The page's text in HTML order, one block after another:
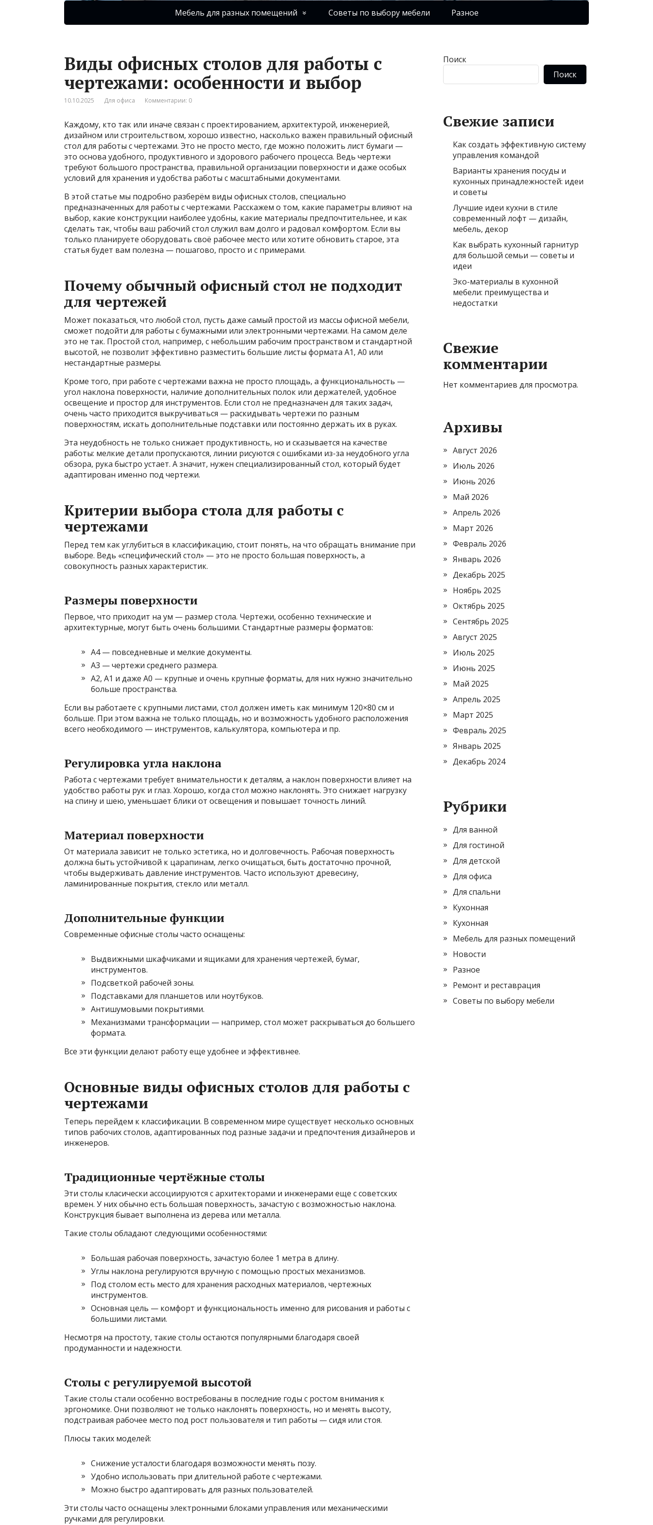
Мебель для разных помещений Советы по выбору мебели Разное
Виды офисных столов для работы с
чертежами: особенности и выбор
10.10.2025 Для офиса Комментарии: 0
Каждому, кто так или иначе связан с проектированием, архитектурой, инженерией,
дизайном или строительством, хорошо известно, насколько важен правильный офисный
стол для работы с чертежами. Это не просто место, где можно положить лист бумаги —
это основа удобного, продуктивного и здорового рабочего процесса. Ведь чертежи
требуют большого пространства, правильной организации поверхности и даже особых
условий для хранения и удобства работы с масштабными документами.
В этой статье мы подробно разберём виды офисных столов, специально
предназначенных для работы с чертежами. Расскажем о том, какие параметры влияют на
выбор, какие конструкции наиболее удобны, какие материалы предпочтительнее, и как
сделать так, чтобы ваш рабочий стол служил вам долго и радовал комфортом. Если вы
только планируете оборудовать своё рабочее место или хотите обновить старое, эта
статья будет вам полезна — пошагово, просто и с примерами.
Почему обычный офисный стол не подходит
для чертежей
Может показаться, что любой стол, пусть даже самый простой из массы офисной мебели,
сможет подойти для работы с бумажными или электронными чертежами. На самом деле
это не так. Простой стол, например, с небольшим рабочим пространством и стандартной
высотой, не позволит эффективно разместить большие листы формата А1, А0 или
нестандартные размеры.
Кроме того, при работе с чертежами важна не просто площадь, а функциональность —
угол наклона поверхности, наличие дополнительных полок или держателей, удобное
освещение и простор для инструментов. Если стол не предназначен для таких задач,
очень часто приходится выкручиваться — раскидывать чертежи по разным
поверхностям, искать дополнительные подставки или постоянно держать их в руках.
Эта неудобность не только снижает продуктивность, но и сказывается на качестве
работы: мелкие детали пропускаются, линии рисуются с ошибками из-за неудобного угла
обзора, рука быстро устает. А значит, нужен специализированный стол, который будет
адаптирован именно под чертежи.
Критерии выбора стола для работы с
чертежами
Перед тем как углубиться в классификацию, стоит понять, на что обращать внимание при
выборе. Ведь «специфический стол» — это не просто большая поверхность, а
совокупность разных характеристик.
Размеры поверхности
Первое, что приходит на ум — размер стола. Чертежи, особенно технические и
архитектурные, могут быть очень большими. Стандартные размеры форматов:
A4 — повседневные и мелкие документы.
A3 — чертежи среднего размера.
A2, A1 и даже A0 — крупные и очень крупные форматы, для них нужно значительно
больше пространства.
Если вы работаете с крупными листами, стол должен иметь как минимум 120×80 см и
больше. При этом важна не только площадь, но и возможность удобного расположения
всего необходимого — инструментов, калькулятора, компьютера и пр.
Регулировка угла наклона
Работа с чертежами требует внимательности к деталям, а наклон поверхности влияет на
удобство работы рук и глаз. Хорошо, когда стол можно наклонять. Это снижает нагрузку
на спину и шею, уменьшает блики от освещения и повышает точность линий.
Материал поверхности
От материала зависит не только эстетика, но и долговечность. Рабочая поверхность
должна быть устойчивой к царапинам, легко очищаться, быть достаточно прочной,
чтобы выдерживать давление инструментов. Часто используют древесину,
ламинированные покрытия, стекло или металл.
Дополнительные функции
Современные офисные столы часто оснащены:
Выдвижными шкафчиками и ящиками для хранения чертежей, бумаг,
инструментов.
Подсветкой рабочей зоны.
Подставками для планшетов или ноутбуков.
Антишумовыми покрытиями.
Механизмами трансформации — например, стол может раскрываться до большего
формата.
Все эти функции делают работу еще удобнее и эффективнее.
Основные виды офисных столов для работы с
чертежами
Теперь перейдем к классификации. В современном мире существует несколько основных
типов рабочих столов, адаптированных под разные задачи и предпочтения дизайнеров и
инженеров.
Традиционные чертёжные столы
Эти столы класически ассоциируются с архитекторами и инженерами еще с советских
времен. У них обычно есть большая поверхность, зачастую с возможностью наклона.
Конструкция бывает выполнена из дерева или металла.
Такие столы обладают следующими особенностями:
Большая рабочая поверхность, зачастую более 1 метра в длину.
Углы наклона регулируются вручную с помощью простых механизмов.
Под столом есть место для хранения расходных материалов, чертежных
инструментов.
Основная цель — комфорт и функциональность именно для рисования и работы с
большими листами.
Несмотря на простоту, такие столы остаются популярными благодаря своей
продуманности и надежности.
Столы с регулируемой высотой
Такие столы стали особенно востребованы в последние годы с ростом внимания к
эргономике. Они позволяют не только наклонять поверхность, но и менять высоту,
подстраивая рабочее место под рост пользователя и тип работы — сидя или стоя.
Плюсы таких моделей:
Снижение усталости благодаря возможности менять позу.
Удобно использовать при длительной работе с чертежами.
Можно быстро адаптировать для разных пользователей.
Эти столы часто оснащены электронными блоками управления или механическими
ручками для регулировки.
Поиск
Поиск
Свежие записи
Как создать эффективную систему
управления командой
Варианты хранения посуды и
кухонных принадлежностей: идеи
и советы
Лучшие идеи кухни в стиле
современный лофт — дизайн,
мебель, декор
Как выбрать кухонный гарнитур
для большой семьи — советы и
идеи
Эко-материалы в кухонной
мебели: преимущества и
недостатки
Свежие
комментарии
Нет комментариев для просмотра.
Архивы
Август 2026
Июль 2026
Июнь 2026
Май 2026
Апрель 2026
Март 2026
Февраль 2026
Январь 2026
Декабрь 2025
Ноябрь 2025
Октябрь 2025
Сентябрь 2025
Август 2025
Июль 2025
Июнь 2025
Май 2025
Апрель 2025
Март 2025
Февраль 2025
Январь 2025
Декабрь 2024
Рубрики
Для ванной
Для гостиной
Для детской
Для офиса
Для спальни
Кухонная
Кухонная
Мебель для разных помещений
Новости
Разное
Ремонт и реставрация
Советы по выбору мебели